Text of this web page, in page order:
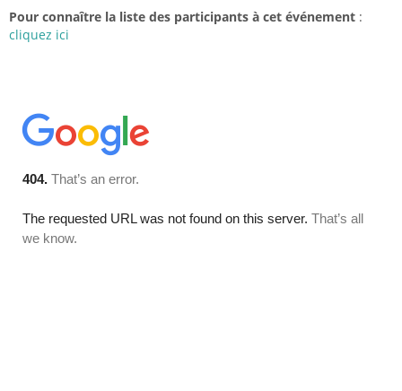
Pour connaître la liste des participants à cet événement :
cliquez ici